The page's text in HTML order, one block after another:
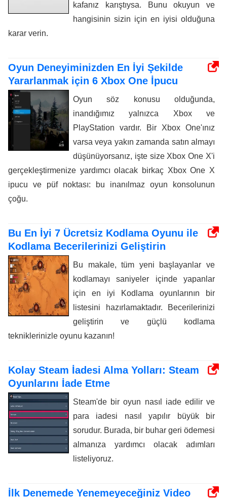
kafanız karıştıysa. Bunu okuyun ve
hangisinin sizin için en iyisi olduğuna
karar verin.
Oyun Deneyiminizden En İyi Şekilde
Yararlanmak için 6 Xbox One İpucu
Oyun söz konusu olduğunda,
inandığımız yalnızca Xbox ve
PlayStation vardır. Bir Xbox One'ınız
varsa veya yakın zamanda satın almayı
düşünüyorsanız, işte size Xbox One X'i
gerçekleştirmenize yardımcı olacak birkaç Xbox One X
ipucu ve püf noktası: bu inanılmaz oyun konsolunun
çoğu.
Bu En İyi 7 Ücretsiz Kodlama Oyunu ile
Kodlama Becerilerinizi Geliştirin
Bu makale, tüm yeni başlayanlar ve
kodlamayı saniyeler içinde yapanlar
için en iyi Kodlama oyunlarının bir
listesini hazırlamaktadır. Becerilerinizi
geliştirin ve güçlü kodlama
tekniklerinizle oyunu kazanın!
Kolay Steam İadesi Alma Yolları: Steam
Oyunlarını İade Etme
Steam'de bir oyun nasıl iade edilir ve
para iadesi nasıl yapılır büyük bir
sorudur. Burada, bir buhar geri ödemesi
almanıza yardımcı olacak adımları
listeliyoruz.
İlk Denemede Yenemeyeceğiniz Video